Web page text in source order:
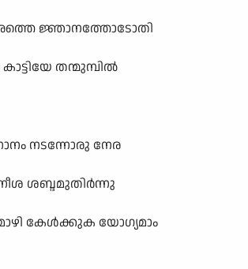
ജ്ഞാനത്തോടോതി
തന്മുമ്പിൽ
നടന്നോരു നേര
ശബ്ദമുതിർന്നു
കേൾക്കുക യോഗ്യമാം